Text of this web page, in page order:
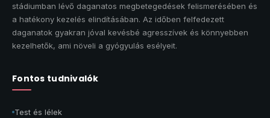
stádiumban lévő daganatos megbetegedések felismerésében és
a hatékony kezelés elindításában. Az időben felfedezett
daganatok gyakran jóval kevésbé agresszívek és könnyebben
kezelhetők, ami növeli a gyógyulás esélyeit.
Fontos tudnivalók
Test és lélek